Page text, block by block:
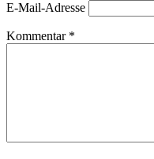
E-Mail-Adresse
Kommentar *